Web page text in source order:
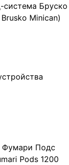
система Бруско
Minican)
Фумари Подс
Pods 1200